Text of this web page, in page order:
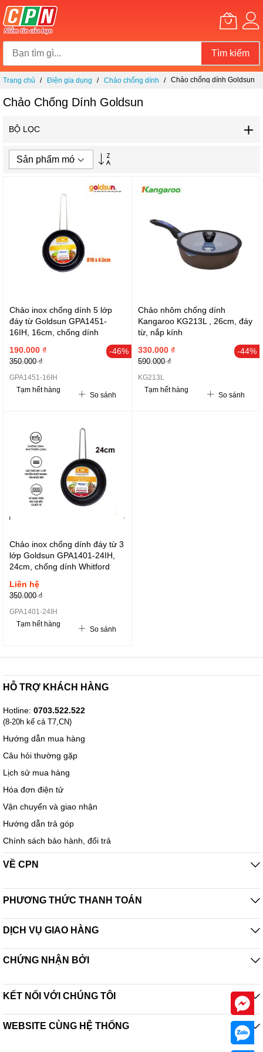
Tìm kiếm
Chuyển
nội
Trang chủ Điện gia dụng Chảo chống dính Chảo chống dính Goldsun
Chảo Chống Dính Goldsun
BỘ LỌC
lập
hướng
Chảo inox chống dính 5 lớp
đáy từ Goldsun GPA1451-
16IH, 16cm, chống dính
-46%
190.000 ₫
350.000 ₫
GPA1451-16IH
Tạm hết hàng
So sánh
Chảo nhôm chống dính
Kangaroo KG213L , 26cm, đáy
từ, nắp kính
-44%
330.000 ₫
590.000 ₫
KG213L
Tạm hết hàng
So sánh
Chảo inox chống dính đáy từ 3
lớp Goldsun GPA1401-24IH,
24cm, chống dính Whitford
Liên hệ
350.000 ₫
GPA1401-24IH
Tạm hết hàng
So sánh
HỖ TRỢ KHÁCH HÀNG
Hotline: 0703.522.522
(8-20h kể cả T7,CN)
Hướng dẫn mua hàng
Câu hỏi thường gặp
Lịch sử mua hàng
Hóa đơn điện tử
Vận chuyển và giao nhận
Hướng dẫn trả góp
Chính sách bảo hành, đổi trả
VỀ CPN
PHƯƠNG THỨC THANH TOÁN
DỊCH VỤ GIAO HÀNG
CHỨNG NHẬN BỞI
KẾT NỐI VỚI CHÚNG TÔI
WEBSITE CÙNG HỆ THỐNG